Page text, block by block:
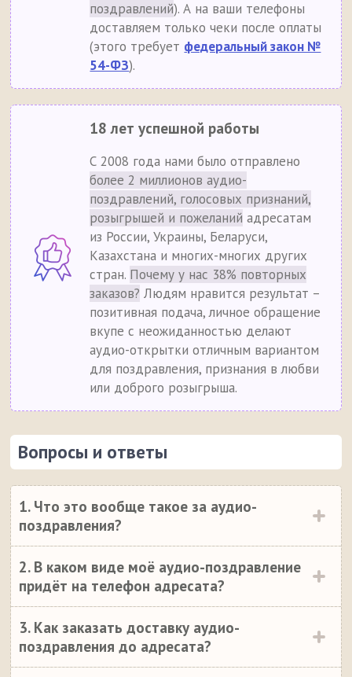
поздравлений). А на ваши телефоны
доставляем только чеки после оплаты
(этого требует федеральный закон №
54-ФЗ).
18 лет успешной работы
С 2008 года нами было отправлено
более 2 миллионов аудио-
поздравлений, голосовых признаний,
розыгрышей и пожеланий адресатам
из России, Украины, Беларуси,
Казахстана и многих-многих других
стран. Почему у нас 38% повторных
заказов? Людям нравится результат –
позитивная подача, личное обращение
вкупе с неожиданностью делают
аудио-открытки отличным вариантом
для поздравления, признания в любви
или доброго розыгрыша.
Вопросы и ответы
1. Что это вообще такое за аудио-
поздравления?
2. В каком виде моё аудио-поздравление
придёт на телефон адресата?
3. Как заказать доставку аудио-
поздравления до адресата?